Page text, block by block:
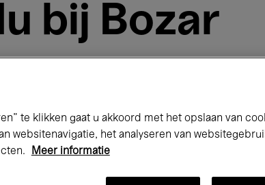
bij Bozar
Zondag 10 Mei 2026
te klikken gaat u akkoord met het opslaan van
websitenavigatie, het analyseren van
Meer informatie